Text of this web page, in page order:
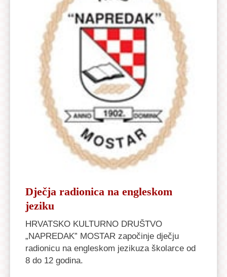
Dječja radionica na engleskom
jeziku
HRVATSKO KULTURNO DRUŠTVO
„NAPREDAK” MOSTAR započinje dječju
radionicu na engleskom jezikuza školarce od
8 do 12 godina.